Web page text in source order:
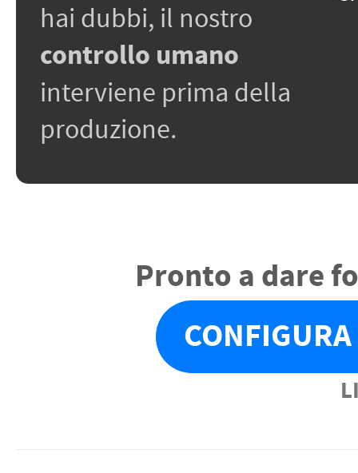
hai dubbi, il nostro
controllo umano
interviene prima della
produzione.
Pronto a dare